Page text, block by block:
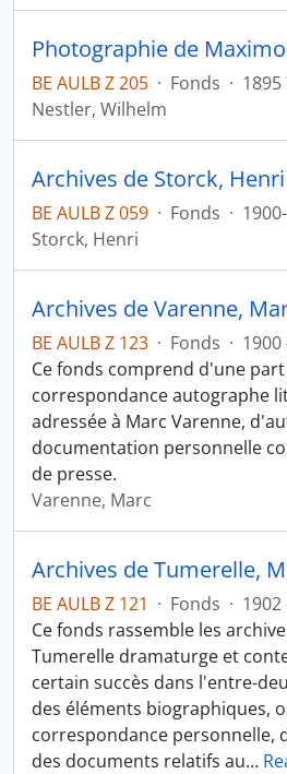
BE AULB Z 205 · Fonds · 1895
Nestler, Wilhelm
Archives de Storck, Henri
BE AULB Z 059 · Fonds ·
Storck, Henri
Archives de Varenne,
BE AULB Z 123 · Fonds · 1900
Ce fonds comprend d'une part
correspondance autographe
adressée à Marc Varenne,
documentation personnelle
de presse.
Varenne, Marc
Archives de Tumerelle,
BE AULB Z 121 · Fonds · 1902
Ce fonds rassemble les
Tumerelle dramaturge et
certain succès dans l'entre-
des éléments biographiques,
correspondance personnelle,
des documents relatifs au…